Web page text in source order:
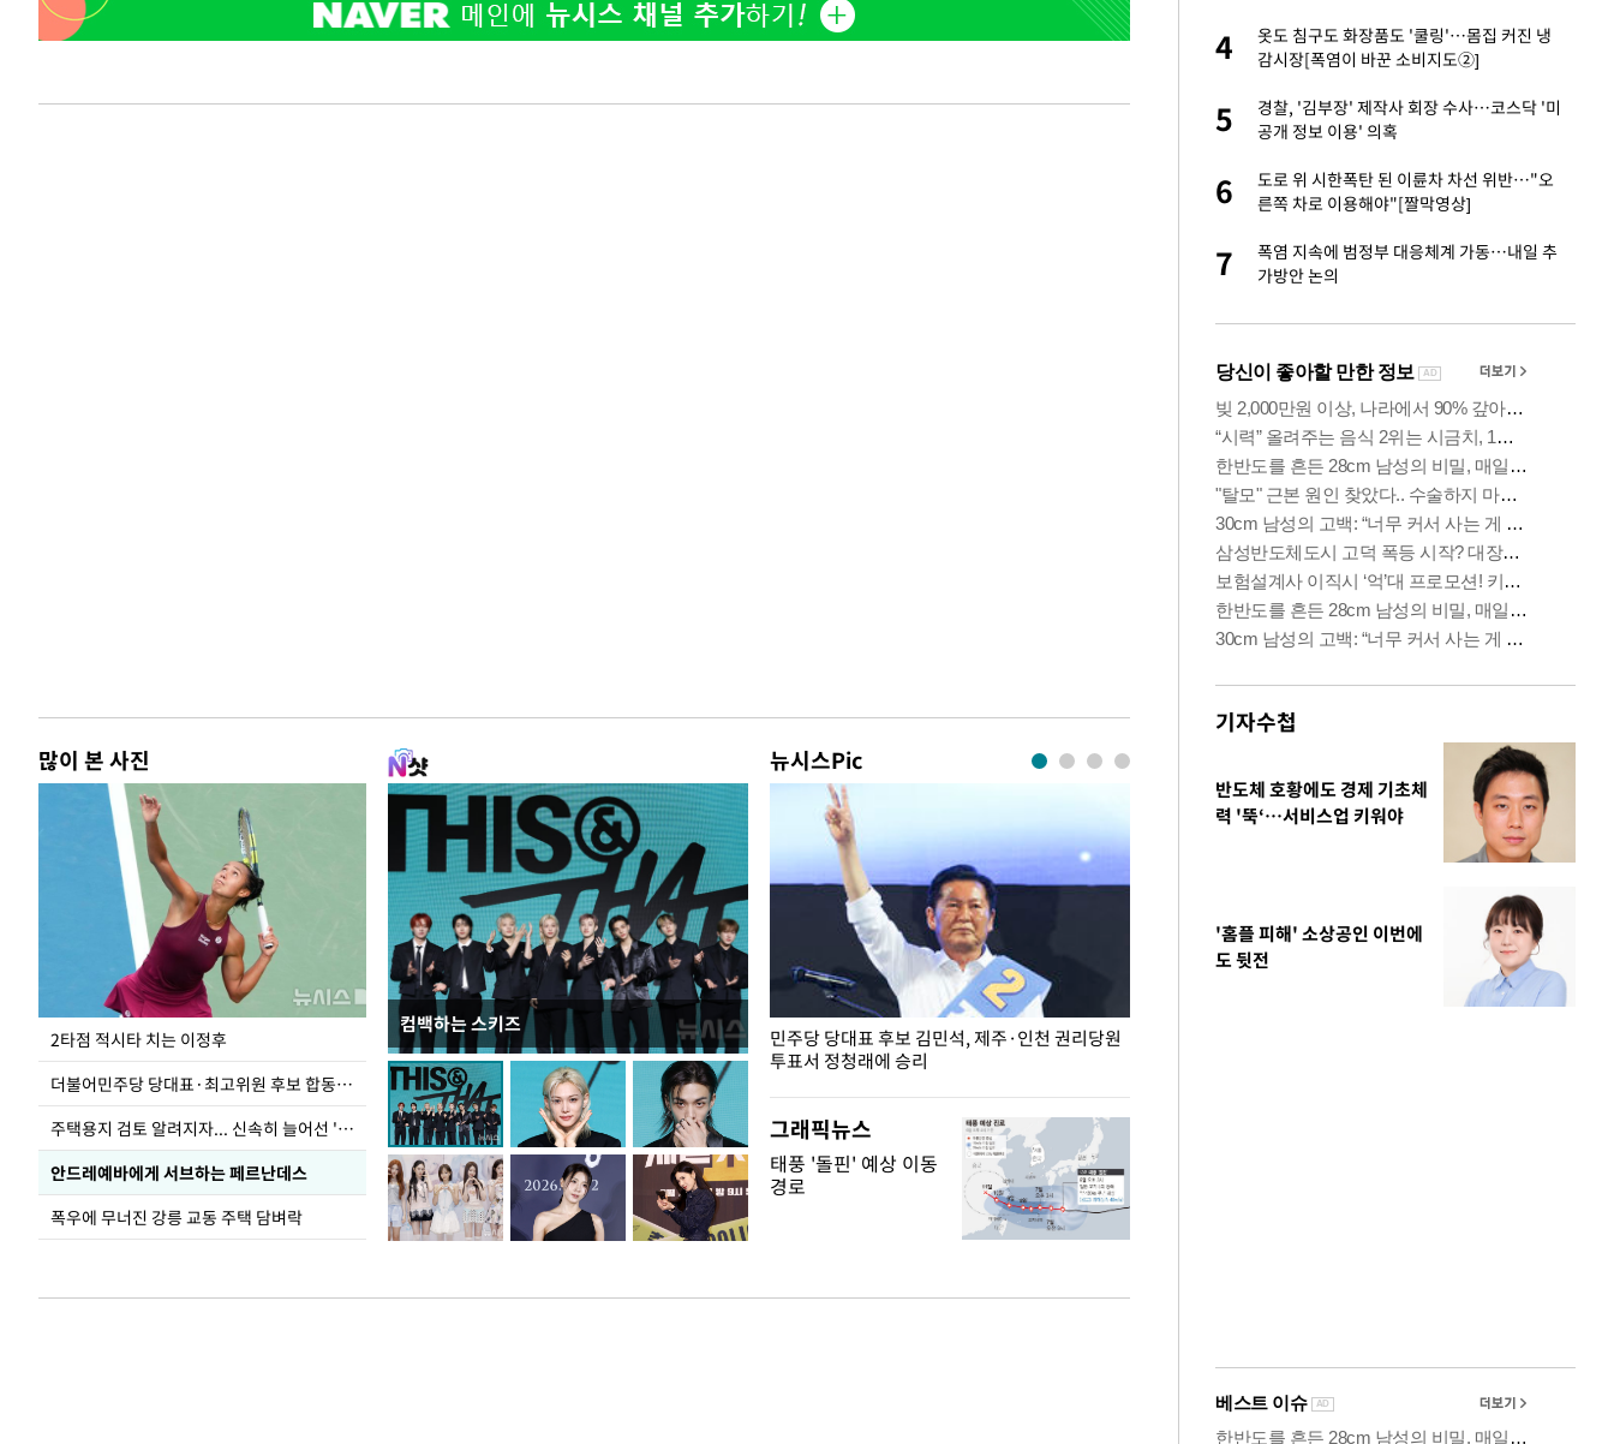
2시간 전 >
[속보]'압수수색·성접대 논란' 축구협회 "실망과 걱정 안겨드려 죄송"
5시간 전 >'최고 37도' 폭염 지속…강원동해안 최대 150㎜ 비
많이 본 사진
2타점 적시타 치는 이정후
더불어민주당 당대표·최고위원 후보 합동연설회
주택용지 검토 알려지자... 신속히 늘어선 '근조화환'
안드레예바에게 서브하는 페르난데스
폭우에 무너진 강릉 교동 주택 담벼락
컴백하는 스키즈
뉴시스Pic
이번주 국회에는 무슨 일이? [뉴시스국회토pic]
민주당 당대표 후보 김민석, 제주·인천 권리당원
투표서 정청래에 승리
그래픽뉴스
태풍 '돌핀' 예상 이동
경로
4
외신 주목한 '축구협회 성접대 의혹'…2002
5
"한국판 팔란티어 꿈꾼다"…네이버가 국방
4
옷도 침구도 화장품도 '쿨링'…몸집 커진 냉
감시장[폭염이 바꾼 소비지도②]
5
경찰, '김부장' 제작사 회장 수사…코스닥 '미
공개 정보 이용' 의혹
6
도로 위 시한폭탄 된 이륜차 차선 위반…"오
른쪽 차로 이용해야"[짤막영상]
7
폭염 지속에 범정부 대응체계 가동…내일 추
가방안 논의
기자수첩
반도체 호황에도 경제 기초체
력 '뚝‘…서비스업 키워야
'홈플 피해' 소상공인 이번에
도 뒷전